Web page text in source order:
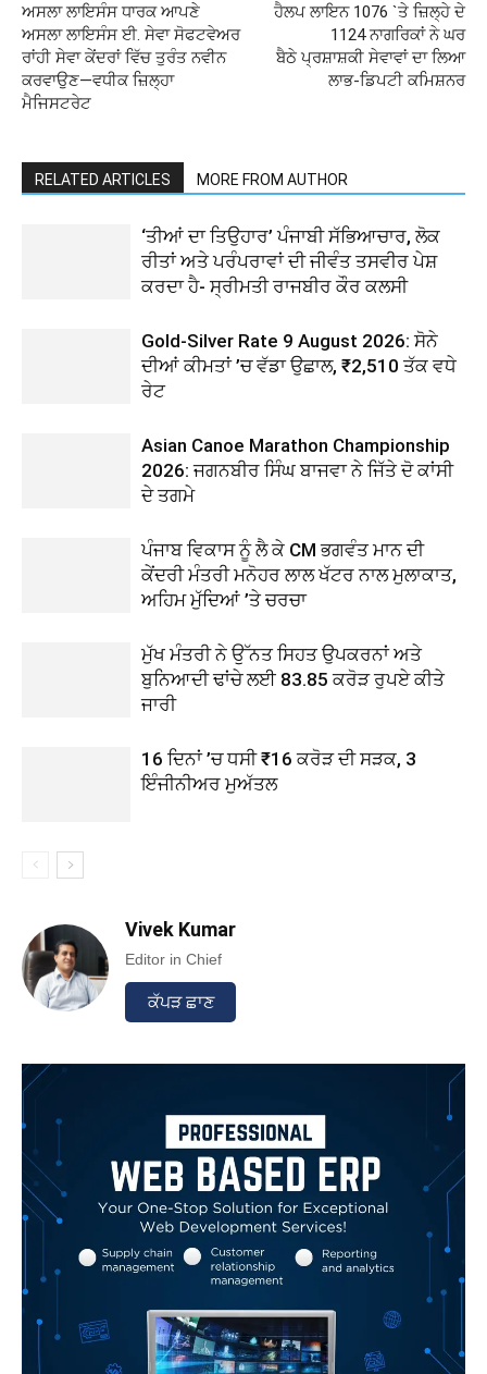
ਅਸਲਾ ਲਾਇਸੰਸ ਧਾਰਕ ਆਪਣੇ
ਅਸਲਾ ਲਾਇਸੰਸ ਈ. ਸੇਵਾ ਸੋਫਟਵੇਅਰ
ਰਾਂਹੀ ਸੇਵਾ ਕੇਂਦਰਾਂ ਵਿੱਚ ਤੁਰੰਤ ਨਵੀਨ
ਕਰਵਾਉਣ—ਵਧੀਕ ਜ਼ਿਲ੍ਹਾ
ਮੈਜਿਸਟਰੇਟ
ਹੈਲਪ ਲਾਇਨ 1076 `ਤੇ ਜ਼ਿਲ੍ਹੇ ਦੇ
1124 ਨਾਗਰਿਕਾਂ ਨੇ ਘਰ
ਬੈਠੇ ਪ੍ਰਸ਼ਾਸ਼ਕੀ ਸੇਵਾਵਾਂ ਦਾ ਲਿਆ
ਲਾਭ-ਡਿਪਟੀ ਕਮਿਸ਼ਨਰ
RELATED ARTICLES MORE FROM AUTHOR
‘ਤੀਆਂ ਦਾ ਤਿਉਹਾਰ’ ਪੰਜਾਬੀ ਸੱਭਿਆਚਾਰ, ਲੋਕ
ਰੀਤਾਂ ਅਤੇ ਪਰੰਪਰਾਵਾਂ ਦੀ ਜੀਵੰਤ ਤਸਵੀਰ ਪੇਸ਼
ਕਰਦਾ ਹੈ- ਸ੍ਰੀਮਤੀ ਰਾਜਬੀਰ ਕੌਰ ਕਲਸੀ
Gold-Silver Rate 9 August 2026: ਸੋਨੇ
ਦੀਆਂ ਕੀਮਤਾਂ ’ਚ ਵੱਡਾ ਉਛਾਲ, ₹2,510 ਤੱਕ ਵਧੇ
ਰੇਟ
Asian Canoe Marathon Championship
2026: ਜਗਨਬੀਰ ਸਿੰਘ ਬਾਜਵਾ ਨੇ ਜਿੱਤੇ ਦੋ ਕਾਂਸੀ
ਦੇ ਤਗਮੇ
ਪੰਜਾਬ ਵਿਕਾਸ ਨੂੰ ਲੈ ਕੇ CM ਭਗਵੰਤ ਮਾਨ ਦੀ
ਕੇਂਦਰੀ ਮੰਤਰੀ ਮਨੋਹਰ ਲਾਲ ਖੱਟਰ ਨਾਲ ਮੁਲਾਕਾਤ,
ਅਹਿਮ ਮੁੱਦਿਆਂ ’ਤੇ ਚਰਚਾ
ਮੁੱਖ ਮੰਤਰੀ ਨੇ ਉੱਨਤ ਸਿਹਤ ਉਪਕਰਨਾਂ ਅਤੇ
ਬੁਨਿਆਦੀ ਢਾਂਚੇ ਲਈ 83.85 ਕਰੋੜ ਰੁਪਏ ਕੀਤੇ
ਜਾਰੀ
16 ਦਿਨਾਂ ’ਚ ਧਸੀ ₹16 ਕਰੋੜ ਦੀ ਸੜਕ, 3
ਇੰਜੀਨੀਅਰ ਮੁਅੱਤਲ
Vivek Kumar
Editor in Chief
ਕੱਪੜ ਛਾਣ